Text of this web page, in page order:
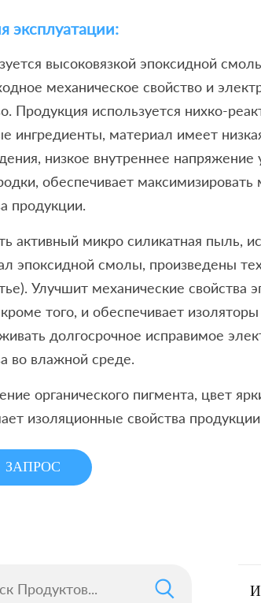
эксплуатации:
высоковязкой эпоксидной
механическое свойство и
Продукция используется нихко-
ингредиенты, материал имеет
низкое внутреннее напряжение
обеспечивает максимизировать
продукции.
активный микро силикатная пыль,
эпоксидной смолы, произведены
Улучшит механические свойства
того, и обеспечивает изоляторы
долгосрочное исправимое
во влажной среде.
органического пигмента, цвет
изоляционные свойства
ЗАПРОС